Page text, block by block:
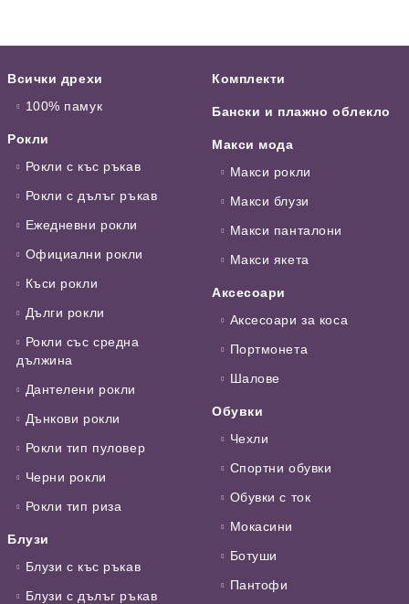
Всички дрехи
100% памук
Рокли
Рокли с къс ръкав
Рокли с дълъг ръкав
Ежедневни рокли
Официални рокли
Къси рокли
Дълги рокли
Рокли със средна
дължина
Дантелени рокли
Дънкови рокли
Рокли тип пуловер
Черни рокли
Рокли тип риза
Блузи
Блузи с къс ръкав
Блузи с дълъг ръкав
Комплекти
Бански и плажно облекло
Макси мода
Макси рокли
Макси блузи
Макси панталони
Макси якета
Аксесоари
Аксесоари за коса
Портмонета
Шалове
Обувки
Чехли
Спортни обувки
Обувки с ток
Мокасини
Ботуши
Пантофи